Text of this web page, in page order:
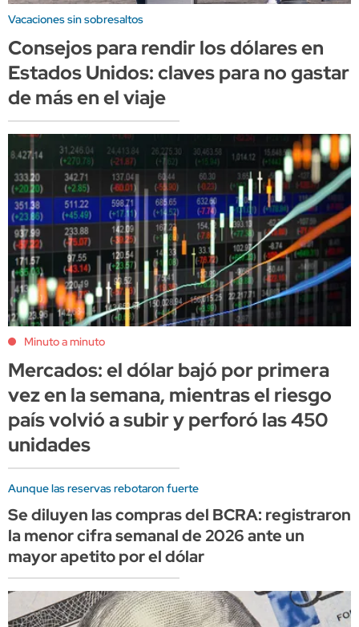
Vacaciones sin sobresaltos
Consejos para rendir los dólares en
Estados Unidos: claves para no gastar
de más en el viaje
Minuto a minuto
Mercados: el dólar bajó por primera
vez en la semana, mientras el riesgo
país volvió a subir y perforó las 450
unidades
Aunque las reservas rebotaron fuerte
Se diluyen las compras del BCRA: registraron
la menor cifra semanal de 2026 ante un
mayor apetito por el dólar